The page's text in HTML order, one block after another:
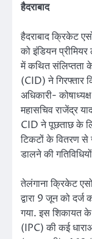
हैदराबाद
हैदराबाद क्रिकेट
को इंडियन
में कथित संलिप्तता
(CID) ने गिरफ्तार
अधिकारी-
महासचिव राजेंद्र
CID ने पूछताछ के
टिकटों के वितरण से
डालने की
तेलंगाना क्रिकेट
द्वारा 9 जून को दर्ज
गया. इस शिकायत
(IPC) की कई